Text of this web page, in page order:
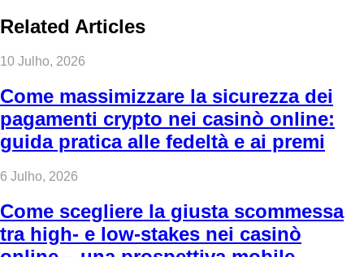
Related Articles
10 Julho, 2026
Come massimizzare la sicurezza dei
pagamenti crypto nei casinò online:
guida pratica alle fedeltà e ai premi
6 Julho, 2026
Come scegliere la giusta scommessa
tra high‑ e low‑stakes nei casinò